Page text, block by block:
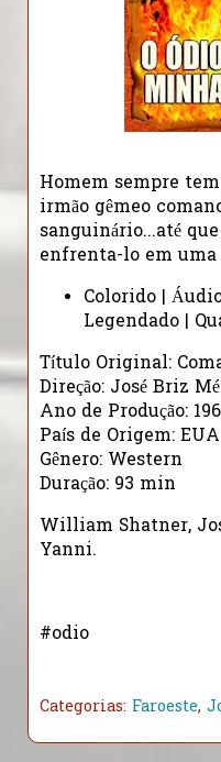
Homem sempre
irmão gêmeo
sanguinário...até
enfrenta-lo em
Colorido |
Legendado |
Título Original:
Direção: José Briz
Ano de Produção:
País de Origem: EUA
Gênero: Western
Duração: 93 min
William Shatner,
Yanni.
#odio
Categorias: Faroeste,